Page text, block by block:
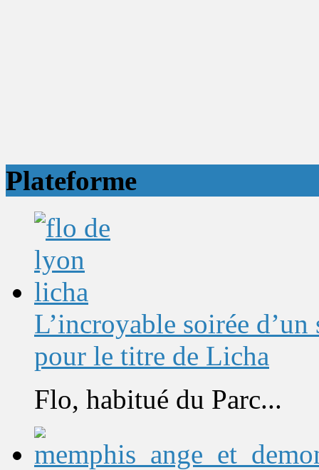
Plateforme
L’incroyable soirée
pour le titre de Licha
Flo, habitué du Parc...